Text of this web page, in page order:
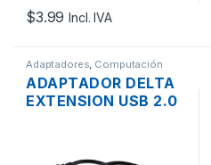
$3.99 Incl. IVA
Adaptadores Computación
ADAPTADOR DELTA
EXTENSION USB 2.0